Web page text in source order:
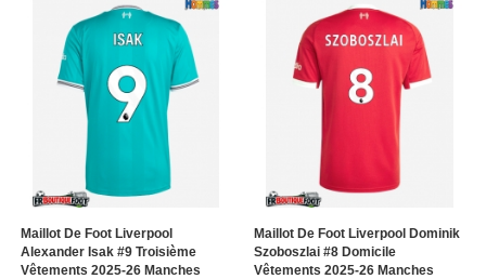
Maillot De Foot Liverpool
Alexander Isak #9 Troisième
Vêtements 2025-26 Manches
Maillot De Foot Liverpool Dominik
Szoboszlai #8 Domicile
Vêtements 2025-26 Manches